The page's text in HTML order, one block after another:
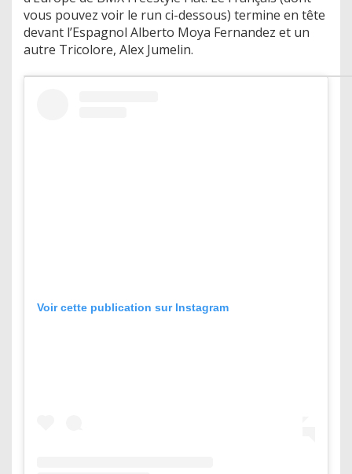
vous pouvez voir le run ci-dessous) termine en tête
devant l’Espagnol Alberto Moya Fernandez et un
autre Tricolore, Alex Jumelin.
Voir cette publication sur Instagram